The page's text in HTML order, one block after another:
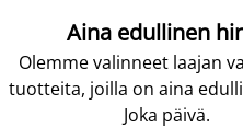
Aina edullinen
Olemme valinneet laajan
tuotteita, joilla on aina
Joka päivä.